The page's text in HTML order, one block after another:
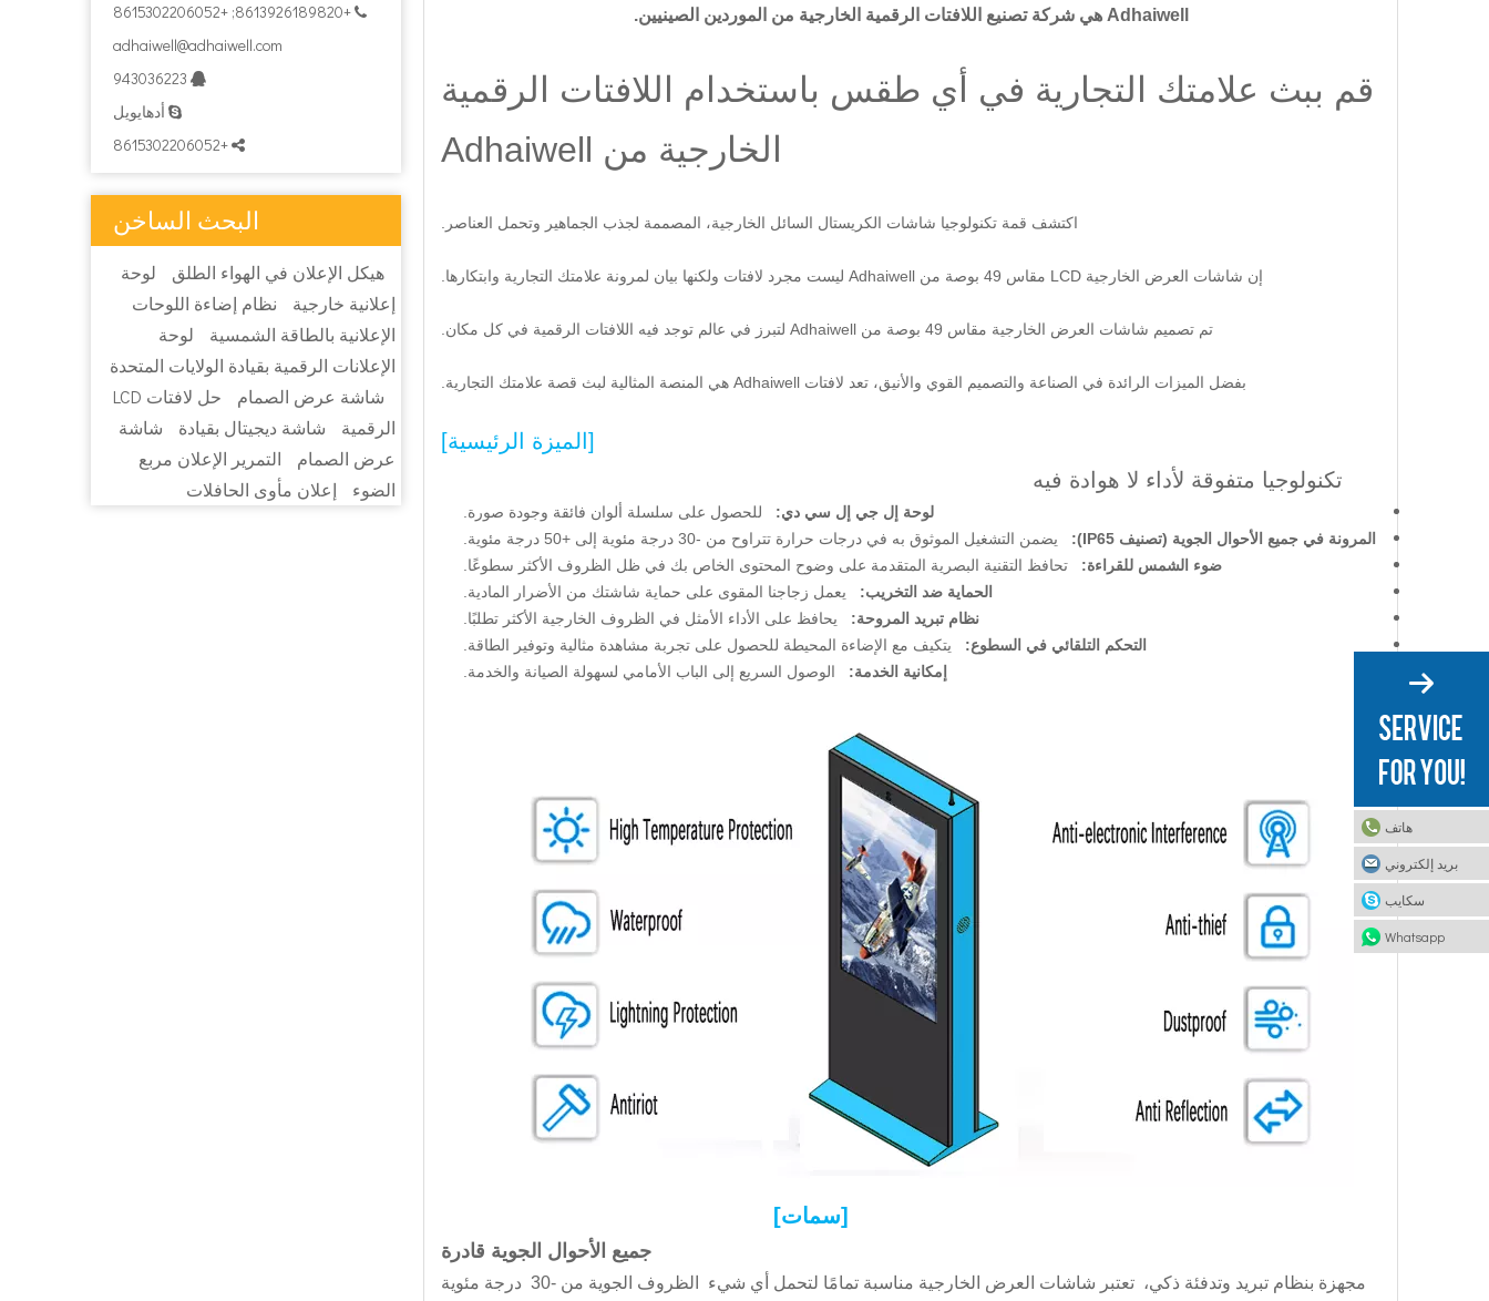

+8613926189820; +8615302206052
adhaiwell@adhaiwell.com

 أدهايويل

+8615302206052
البحث الساخن
هيكل الإعلان في الهواء الطلق
لوحة
إعلانية خارجية
نظام إضاءة اللوحات
الإعلانية بالطاقة الشمسية
لوحة
الإعلانات الرقمية بقيادة الولايات المتحدة
شاشة عرض الصمام
حل لافتات LCD
الرقمية
شاشة ديجيتال بقيادة
شاشة
عرض الصمام
التمرير الإعلان مربع
الضوء
إعلان مأوى الحافلات
Adhaiwell هي شركة تصنيع اللافتات الرقمية الخارجية من الموردين الصينيين.
قم ببث علامتك التجارية في أي طقس باستخدام اللافتات الرقمية
الخارجية من Adhaiwell
اكتشف قمة تكنولوجيا شاشات الكريستال السائل الخارجية، المصممة لجذب الجماهير وتحمل العناصر.
إن شاشات العرض الخارجية LCD مقاس 49 بوصة من Adhaiwell ليست مجرد لافتات ولكنها بيان لمرونة علامتك التجارية وابتكارها.
تم تصميم شاشات العرض الخارجية مقاس 49 بوصة من Adhaiwell لتبرز في عالم توجد فيه اللافتات الرقمية في كل مكان.
بفضل الميزات الرائدة في الصناعة والتصميم القوي والأنيق، تعد لافتات Adhaiwell هي المنصة المثالية لبث قصة علامتك التجارية.
[الميزة الرئيسية]
تكنولوجيا متفوقة لأداء لا هوادة فيه
لوحة إل جي إل سي دي:
للحصول على سلسلة ألوان فائقة وجودة صورة.
المرونة في جميع الأحوال الجوية (تصنيف IP65):
يضمن التشغيل الموثوق به في درجات حرارة تتراوح من -30 درجة مئوية إلى +50 درجة مئوية.
ضوء الشمس للقراءة: تحافظ التقنية البصرية المتقدمة على وضوح المحتوى الخاص بك في ظل الظروف الأكثر سطوعًا.
الحماية ضد التخريب:
يعمل زجاجنا المقوى على حماية شاشتك من الأضرار المادية.
نظام تبريد المروحة:
يحافظ على الأداء الأمثل في الظروف الخارجية الأكثر تطلبًا.
التحكم التلقائي في السطوع:
يتكيف مع الإضاءة المحيطة للحصول على تجربة مشاهدة مثالية وتوفير الطاقة.
إمكانية الخدمة: الوصول السريع إلى الباب الأمامي لسهولة الصيانة والخدمة.
[سمات]
جميع الأحوال الجوية قادرة
مجهزة بنظام تبريد وتدفئة ذكي، تعتبر شاشات العرض الخارجية مناسبة تمامًا لتحمل أي شيء الظروف الجوية من -30 درجة مئوية
هاتف
بريد إلكتروني
سكايب
Whatsapp